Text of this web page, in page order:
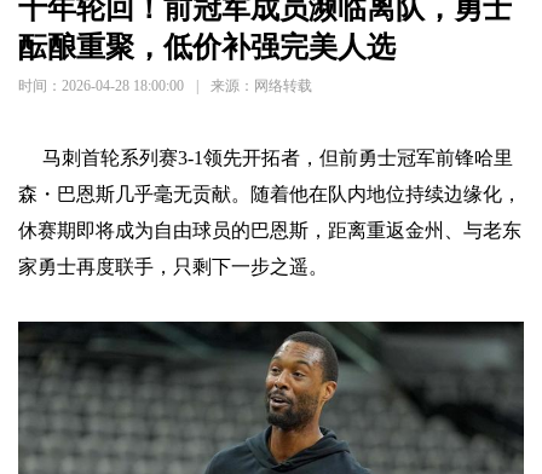
十年轮回！前冠军成员濒临离队，勇士
酝酿重聚，低价补强完美人选
时间：2026-04-28 18:00:00 来源：网络转载
马刺首轮系列赛3-1领先开拓者，但前勇士冠军前锋哈里
森・巴恩斯几乎毫无贡献。随着他在队内地位持续边缘化，
休赛期即将成为自由球员的巴恩斯，距离重返金州、与老东
家勇士再度联手，只剩下一步之遥。